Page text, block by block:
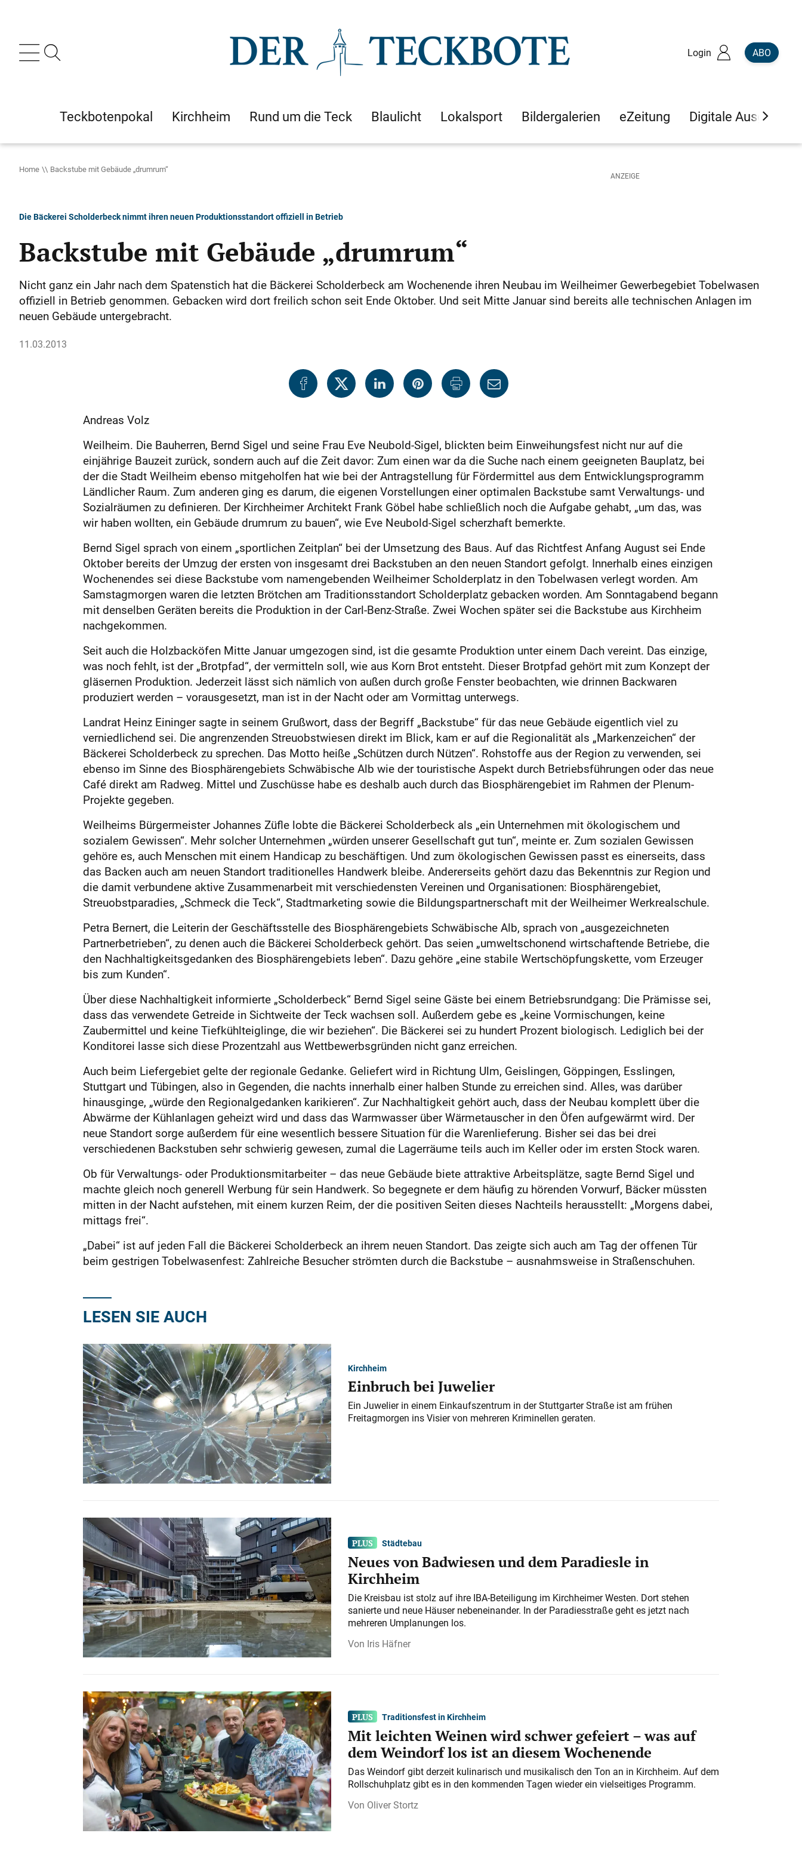
Login ABO
Teckbotenpokal Kirchheim Rund um die Teck Blaulicht Lokalsport Bildergalerien eZeitung Digitale Ausgaben
Home Backstube mit Gebäude „drumrum“
Die Bäckerei Scholderbeck nimmt ihren neuen Produktionsstandort offiziell in Betrieb
Backstube mit Gebäude „drumrum“
Nicht ganz ein Jahr nach dem Spatenstich hat die Bäckerei Scholderbeck am Wochenende ihren Neubau im Weilheimer Gewerbegebiet Tobelwasen
offiziell in Betrieb genommen. Gebacken wird dort freilich schon seit Ende Oktober. Und seit Mitte Januar sind bereits alle technischen Anlagen im
neuen Gebäude untergebracht.
11.03.2013
Andreas Volz
Weilheim. Die Bauherren, Bernd Sigel und seine Frau Eve Neubold-Sigel, blickten beim Einweihungsfest nicht nur auf die
einjährige Bauzeit zurück, sondern auch auf die Zeit davor: Zum einen war da die Suche nach einem geeigneten Bauplatz, bei
der die Stadt Weilheim ebenso mitgeholfen hat wie bei der Antragstellung für Fördermittel aus dem Entwicklungsprogramm
Ländlicher Raum. Zum anderen ging es darum, die eigenen Vorstellungen einer optimalen Backstube samt Verwaltungs- und
Sozialräumen zu definieren. Der Kirchheimer Architekt Frank Göbel habe schließlich noch die Aufgabe gehabt, „um das, was
wir haben wollten, ein Gebäude drumrum zu bauen“, wie Eve Neubold-Sigel scherzhaft bemerkte.
Bernd Sigel sprach von einem „sportlichen Zeitplan“ bei der Umsetzung des Baus. Auf das Richtfest Anfang August sei Ende
Oktober bereits der Umzug der ersten von insgesamt drei Backstuben an den neuen Standort gefolgt. Innerhalb eines einzigen
Wochenendes sei diese Backstube vom namengebenden Weilheimer Scholderplatz in den Tobelwasen verlegt worden. Am
Samstagmorgen waren die letzten Brötchen am Traditionsstandort Scholderplatz gebacken worden. Am Sonntagabend begann
mit denselben Geräten bereits die Produktion in der Carl-Benz-Straße. Zwei Wochen später sei die Backstube aus Kirchheim
nachgekommen.
Seit auch die Holzbacköfen Mitte Januar umgezogen sind, ist die gesamte Produktion unter einem Dach vereint. Das einzige,
was noch fehlt, ist der „Brotpfad“, der vermitteln soll, wie aus Korn Brot entsteht. Dieser Brotpfad gehört mit zum Konzept der
gläsernen Produktion. Jederzeit lässt sich nämlich von außen durch große Fenster beobachten, wie drinnen Backwaren
produziert werden – vorausgesetzt, man ist in der Nacht oder am Vormittag unterwegs.
Landrat Heinz Eininger sagte in seinem Grußwort, dass der Begriff „Backstube“ für das neue Gebäude eigentlich viel zu
verniedlichend sei. Die angrenzenden Streuobstwiesen direkt im Blick, kam er auf die Regionalität als „Markenzeichen“ der
Bäckerei Scholderbeck zu sprechen. Das Motto heiße „Schützen durch Nützen“. Rohstoffe aus der Region zu verwenden, sei
ebenso im Sinne des Biosphärengebiets Schwäbische Alb wie der touristische Aspekt durch Betriebsführungen oder das neue
Café direkt am Radweg. Mittel und Zuschüsse habe es deshalb auch durch das Biosphärengebiet im Rahmen der Plenum-
Projekte gegeben.
Weilheims Bürgermeister Johannes Züfle lobte die Bäckerei Scholderbeck als „ein Unternehmen mit ökologischem und
sozialem Gewissen“. Mehr solcher Unternehmen „würden unserer Gesellschaft gut tun“, meinte er. Zum sozialen Gewissen
gehöre es, auch Menschen mit einem Handicap zu beschäftigen. Und zum ökologischen Gewissen passt es einerseits, dass
das Backen auch am neuen Standort traditionelles Handwerk bleibe. Andererseits gehört dazu das Bekenntnis zur Region und
die damit verbundene aktive Zusammenarbeit mit verschiedensten Vereinen und Organisationen: Biosphärengebiet,
Streuobstparadies, „Schmeck die Teck“, Stadtmarketing sowie die Bildungspartnerschaft mit der Weilheimer Werkrealschule.
Petra Bernert, die Leiterin der Geschäftsstelle des Biosphärengebiets Schwäbische Alb, sprach von „ausgezeichneten
Partnerbetrieben“, zu denen auch die Bäckerei Scholderbeck gehört. Das seien „umweltschonend wirtschaftende Betriebe, die
den Nachhaltigkeitsgedanken des Biosphärengebiets leben“. Dazu gehöre „eine stabile Wertschöpfungskette, vom Erzeuger
bis zum Kunden“.
Über diese Nachhaltigkeit informierte „Scholderbeck“ Bernd Sigel seine Gäste bei einem Betriebsrundgang: Die Prämisse sei,
dass das verwendete Getreide in Sichtweite der Teck wachsen soll. Außerdem gebe es „keine Vormischungen, keine
Zaubermittel und keine Tiefkühlteiglinge, die wir beziehen“. Die Bäckerei sei zu hundert Prozent biologisch. Lediglich bei der
Konditorei lasse sich diese Prozentzahl aus Wettbewerbsgründen nicht ganz erreichen.
Auch beim Liefergebiet gelte der regionale Gedanke. Geliefert wird in Richtung Ulm, Geislingen, Göppingen, Esslingen,
Stuttgart und Tübingen, also in Gegenden, die nachts innerhalb einer halben Stunde zu erreichen sind. Alles, was darüber
hinausginge, „würde den Regionalgedanken karikieren“. Zur Nachhaltigkeit gehört auch, dass der Neubau komplett über die
Abwärme der Kühlanlagen geheizt wird und dass das Warmwasser über Wärmetauscher in den Öfen aufgewärmt wird. Der
neue Standort sorge außerdem für eine wesentlich bessere Situation für die Warenlieferung. Bisher sei das bei drei
verschiedenen Backstuben sehr schwierig gewesen, zumal die Lagerräume teils auch im Keller oder im ersten Stock waren.
Ob für Verwaltungs- oder Produktionsmitarbeiter – das neue Gebäude biete attraktive Arbeitsplätze, sagte Bernd Sigel und
machte gleich noch generell Werbung für sein Handwerk. So begegnete er dem häufig zu hörenden Vorwurf, Bäcker müssten
mitten in der Nacht aufstehen, mit einem kurzen Reim, der die positiven Seiten dieses Nachteils herausstellt: „Morgens dabei,
mittags frei“.
„Dabei“ ist auf jeden Fall die Bäckerei Scholderbeck an ihrem neuen Standort. Das zeigte sich auch am Tag der offenen Tür
beim gestrigen Tobelwasenfest: Zahlreiche Besucher strömten durch die Backstube – ausnahmsweise in Straßenschuhen.
LESEN SIE AUCH
Kirchheim
Einbruch bei Juwelier
Ein Juwelier in einem Einkaufszentrum in der Stuttgarter Straße ist am frühen
Freitagmorgen ins Visier von mehreren Kriminellen geraten.
Städtebau
Neues von Badwiesen und dem Paradiesle in
Kirchheim
Die Kreisbau ist stolz auf ihre IBA-Beteiligung im Kirchheimer Westen. Dort stehen
sanierte und neue Häuser nebeneinander. In der Paradiesstraße geht es jetzt nach
mehreren Umplanungen los.
Iris Häfner
Traditionsfest in Kirchheim
Mit leichten Weinen wird schwer gefeiert – was auf
dem Weindorf los ist an diesem Wochenende
Das Weindorf gibt derzeit kulinarisch und musikalisch den Ton an in Kirchheim. Auf dem
Rollschuhplatz gibt es in den kommenden Tagen wieder ein vielseitiges Programm.
Oliver Stortz